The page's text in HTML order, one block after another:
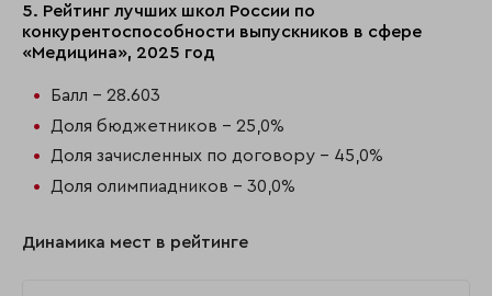
5. Рейтинг лучших школ России по
конкурентоспособности выпускников в сфере
«Медицина», 2025 год
Балл - 28.603
Доля бюджетников - 25,0%
Доля зачисленных по договору - 45,0%
Доля олимпиадников - 30,0%
Динамика мест в рейтинге